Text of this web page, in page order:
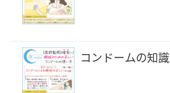
コンドームの知識